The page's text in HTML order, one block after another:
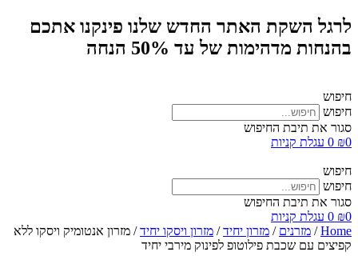
לרגל השקת האתר החדש שלנו פינקנו אתכם
בהנחות מדהימות של עד 50% הנחה
חיפוש
חיפוש
סגור את תיבת החיפוש
₪0
0 עגלת קניות
חיפוש
חיפוש
סגור את תיבת החיפוש
₪0
0 עגלת קניות
Home
/ מזרנים / מזרון יחיד/ מזרון ויסקו יחיד/ מזרון אנטומיק ויסקו ללא
קפיצים עם שכבת פילוטופ לפינוק מירבי יחיד